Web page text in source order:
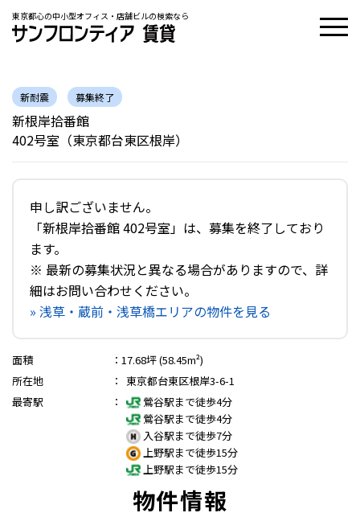
東京都心の中小型オフィス・店舗ビルの検索なら
新耐震 募集終了
新根岸拾番館
402号室（東京都台東区根岸）
申し訳ございません。
「新根岸拾番館 402号室」は、募集を終了しており
ます。
※ 最新の募集状況と異なる場合がありますので、詳
細はお問い合わせください。
» 浅草・蔵前・浅草橋エリアの物件を見る
面積 ： 17.68坪 (58.45m²)
所在地
：
東京都台東区根岸3-6-1
最寄駅
：
鶯谷駅まで徒歩4分
鶯谷駅まで徒歩4分
入谷駅まで徒歩7分
上野駅まで徒歩15分
上野駅まで徒歩15分
物件情報